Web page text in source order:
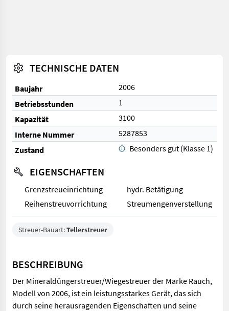
TECHNISCHE DATEN
Baujahr
2006
Betriebsstunden
1
Kapazität
3100
Interne Nummer
5287853
Zustand
Besonders gut (Klasse 1)
EIGENSCHAFTEN
Grenzstreueinrichtung
hydr. Betätigung
Reihenstreuvorrichtung
Streumengenverstellung
Streuer-Bauart:Tellerstreuer
BESCHREIBUNG
Der Mineraldüngerstreuer/Wiegestreuer der Marke Rauch,
Modell von 2006, ist ein leistungsstarkes Gerät, das sich
durch seine herausragenden Eigenschaften und seine